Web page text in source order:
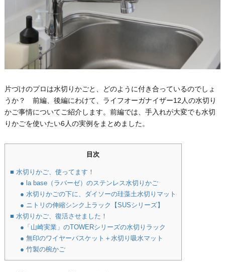
片づけのプロは水切りかごと、どのように付き合っているのでしょ
うか？ 前編、後編にわけて、ライフオーガナイザー12人の水切り
かご事情についてご紹介します。前編では、手入れが大変でも水切
りかごを使いたい6人の実例をまとめました。
目次
■ 水切りかご、使ってます！
● la base（ラバーゼ）のステンレス水切りかご
● 水切りかごの下に、ダイソーの珪藻土水切りマット
● ニトリの伸縮シンク上ラック【SUSシリーズ】
■ 水切りかご、復活させました！
●「山崎実業」のTOWERシリーズの水切りラック
● 無印のワイヤーバスケット＋水切り吸水マット
● 竹製の椀かご